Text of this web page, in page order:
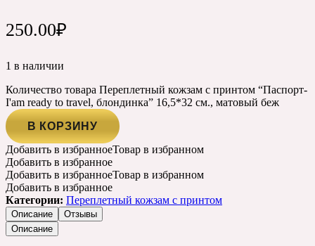
250.00₽
1 в наличии
Количество товара Переплетный кожзам с принтом “Паспорт-
I'am ready to travel, блондинка” 16,5*32 см., матовый беж
В КОРЗИНУ
Добавить в избранноеТовар в избранном
Добавить в избранное
Добавить в избранноеТовар в избранном
Добавить в избранное
Категории: Переплетный кожзам с принтом
Описание
Отзывы
Описание